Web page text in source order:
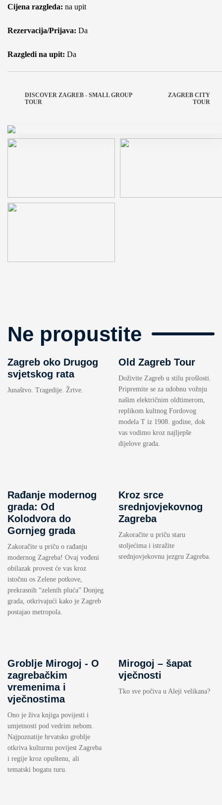
Cijena razgleda: na upit
Rezervacija/Prijava: Da
Razgledi na upit: Da
DISCOVER ZAGREB - SMALL GROUP
TOUR
ZAGREB CITY
TOUR
Ne propustite
Zagreb oko Drugog
svjetskog rata
Junaštvo. Tragedije. Žrtve.
Old Zagreb Tour
Doživite Zagreb u stilu prošlosti.
Pripremite se za udobnu vožnju
našim električnim oldtimerom,
replikom kultnog Fordovog
modela T iz 1908. godine, dok
vas vodimo kroz najljepše
dijelove grada.
Rađanje modernog
grada: Od
Kolodvora do
Gornjeg grada
Zakoračite u priču o rađanju
modernog Zagreba! Ovaj vođeni
obilazak provest će vas kroz
istočnu os Zelene potkove,
prekrasnih “zelenih pluća” Donjeg
grada, otkrivajući kako je Zagreb
postajao metropola.
Kroz srce
srednjovjekovnog
Zagreba
Zakoračite u priču staru
stoljećima i istražite
srednjovjekovnu jezgru Zagreba.
Groblje Mirogoj - O
zagrebačkim
vremenima i
vječnostima
Ono je živa knjiga povijesti i
umjetnosti pod vedrim nebom.
Najpoznatije hrvatsko groblje
otkriva kulturnu povijest Zagreba
i regije kroz opuštenu, ali
tematski bogatu turu.
Mirogoj – šapat
vječnosti
Tko sve počiva u Aleji velikana?